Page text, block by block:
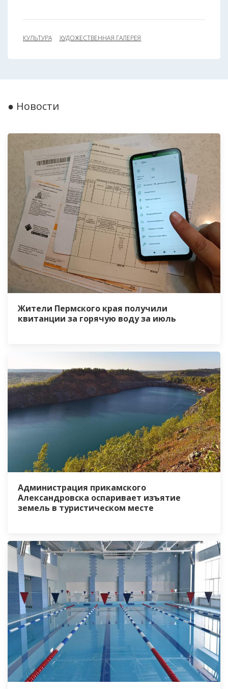
КУЛЬТУРА ХУДОЖЕСТВЕННАЯ ГАЛЕРЕЯ
● Новости
Жители Пермского края получили
квитанции за горячую воду за июль
Администрация прикамского
Александровска оспаривает изъятие
земель в туристическом месте